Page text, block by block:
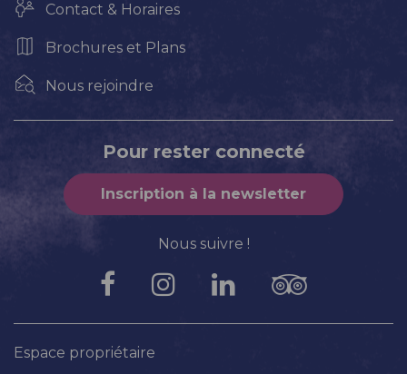
Contact & Horaires
Brochures et Plans
Nous rejoindre
Pour rester connecté
Inscription à la newsletter
Nous suivre !
Espace propriétaire